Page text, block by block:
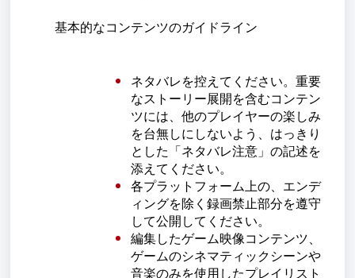
基本的なコンテンツのガイドライン
ネタバレを控えてください。重要
なストーリー展開を含むコンテン
ツには、他のプレイヤーの楽しみ
を台無しにしないよう、はっきり
とした「ネタバレ注意」の記述を
添えてください。
各プラットフォーム上の、エンデ
ィングを除く録画禁止部分を遵守
して公開してください。
編集したゲーム映像コンテンツ、
ゲームのシネマティックシーンや
音楽のみを使用したプレイリスト